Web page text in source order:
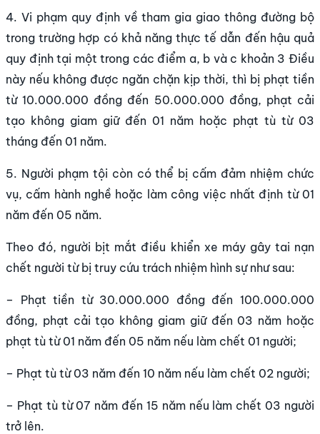
4. Vi phạm quy định về tham gia giao thông đường bộ
trong trường hợp có khả năng thực tế dẫn đến hậu quả
quy định tại một trong các điểm a, b và c khoản 3 Điều
này nếu không được ngăn chặn kịp thời, thì bị phạt tiền
từ 10.000.000 đồng đến 50.000.000 đồng, phạt cải
tạo không giam giữ đến 01 năm hoặc phạt tù từ 03
tháng đến 01 năm.
5. Người phạm tội còn có thể bị cấm đảm nhiệm chức
vụ, cấm hành nghề hoặc làm công việc nhất định từ 01
năm đến 05 năm.
Theo đó, người bịt mắt điều khiển xe máy gây tai nạn
chết người từ bị truy cứu trách nhiệm hình sự như sau:
– Phạt tiền từ 30.000.000 đồng đến 100.000.000
đồng, phạt cải tạo không giam giữ đến 03 năm hoặc
phạt tù từ 01 năm đến 05 năm nếu làm chết 01 người;
– Phạt tù từ 03 năm đến 10 năm nếu làm chết 02 người;
– Phạt tù từ 07 năm đến 15 năm nếu làm chết 03 người
trở lên.